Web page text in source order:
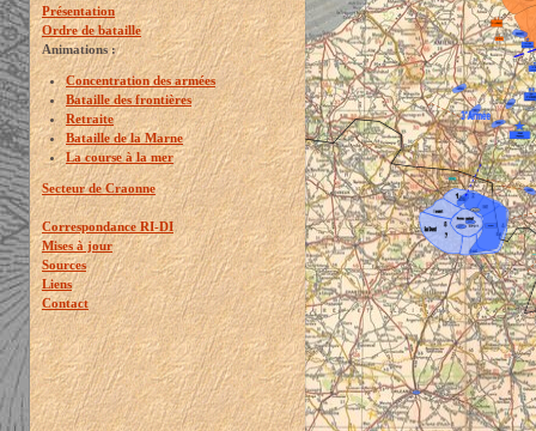
Présentation
Ordre de bataille
Animations :
Concentration des armées
Bataille des frontières
Retraite
Bataille de la Marne
La course à la mer
Secteur de Craonne
Correspondance RI-DI
Mises à jour
Sources
Liens
Contact